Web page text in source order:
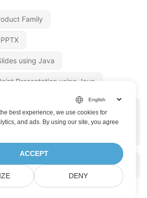
Family
using Java
Presentation using Java
na
Konwersja PPTX na
best experience, we use cookies for
and ads. By using our site, you agree
ACCEPT
DENY